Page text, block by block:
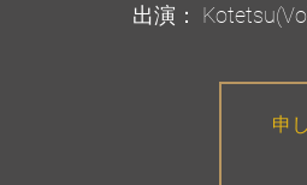
出演：
申